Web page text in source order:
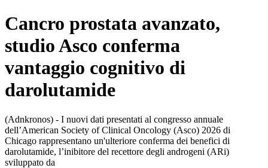
Cancro prostata avanzato,
studio Asco conferma
vantaggio cognitivo di
darolutamide
(Adnkronos) - I nuovi dati presentati al congresso annuale
dell’American Society of Clinical Oncology (Asco) 2026 di
Chicago rappresentano un'ulteriore conferma dei benefici di
darolutamide, l’inibitore del recettore degli androgeni (ARi)
sviluppato da